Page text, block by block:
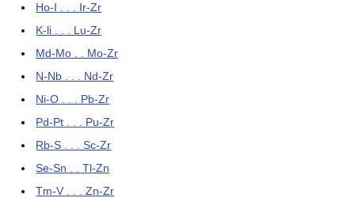
Ho-I . . . Ir-Zr
K-li . . . Lu-Zr
Md-Mo . . Mo-Zr
N-Nb . . . Nd-Zr
Ni-O . . . Pb-Zr
Pd-Pt . . . Pu-Zr
Rb-S . . . Sc-Zr
Se-Sn . . Tl-Zn
Tm-V . . . Zn-Zr